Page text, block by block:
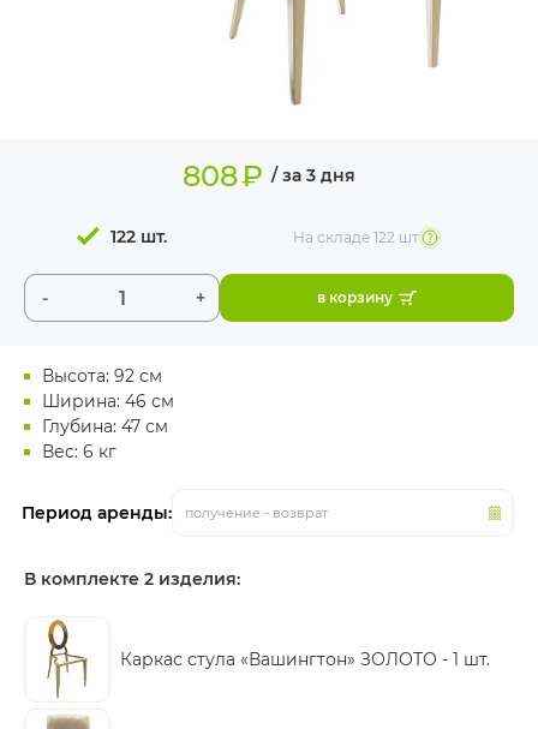
Высота: 92 см
Ширина: 46 см
Глубина: 47 см
Вес: 6 кг
Период аренды: получение - возврат
808₽ / за 3 дня
- +
122 шт. На складе122 шт
в корзину
В комплекте 2 изделия:
Каркас стула «Вашингтон» ЗОЛОТО - 1 шт.